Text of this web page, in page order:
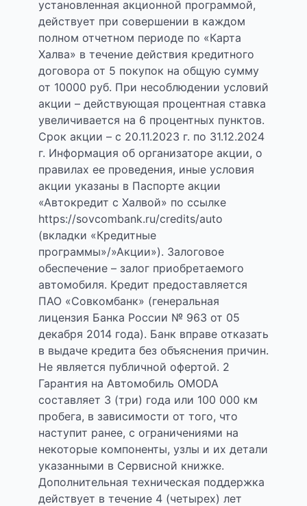
установленная акционной программой,
действует при совершении в каждом
полном отчетном периоде по «Карта
Халва» в течение действия кредитного
договора от 5 покупок на общую сумму
от 10000 руб. При несоблюдении условий
акции – действующая процентная ставка
увеличивается на 6 процентных пунктов.
Срок акции – с 20.11.2023 г. по 31.12.2024
г. Информация об организаторе акции, о
правилах ее проведения, иные условия
акции указаны в Паспорте акции
«Автокредит с Халвой» по ссылке
https://sovcombank.ru/credits/auto
(вкладки «Кредитные
программы»/»Акции»). Залоговое
обеспечение – залог приобретаемого
автомобиля. Кредит предоставляется
ПАО «Совкомбанк» (генеральная
лицензия Банка России № 963 от 05
декабря 2014 года). Банк вправе отказать
в выдаче кредита без объяснения причин.
Не является публичной офертой. 2
Гарантия на Автомобиль OMODA
составляет 3 (три) года или 100 000 км
пробега, в зависимости от того, что
наступит ранее, с ограничениями на
некоторые компоненты, узлы и их детали
указанными в Сервисной книжке.
Дополнительная техническая поддержка
действует в течение 4 (четырех) лет